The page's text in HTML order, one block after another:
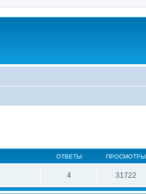
ОТВЕТЫ ПРОСМОТРЫ
4 31722